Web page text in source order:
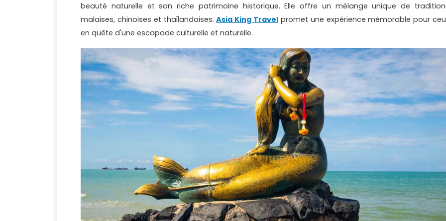
beauté naturelle et son riche patrimoine historique. Elle offre un mélange unique de
malaises, chinoises et thaïlandaises.Asia King Travel promet une expérience mémorable pour
en quête d'une escapade culturelle et naturelle.